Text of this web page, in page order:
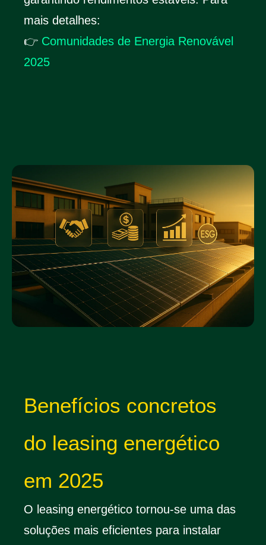
mais detalhes:
👉 Comunidades de Energia Renovável
2025
Benefícios concretos
do leasing energético
em 2025
O leasing energético tornou-se uma das
soluções mais eficientes para instalar